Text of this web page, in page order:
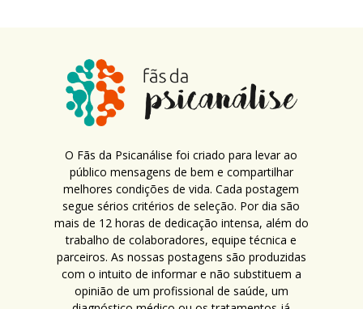
O Fãs da Psicanálise foi criado para levar ao
público mensagens de bem e compartilhar
melhores condições de vida. Cada postagem
segue sérios critérios de seleção. Por dia são
mais de 12 horas de dedicação intensa, além do
trabalho de colaboradores, equipe técnica e
parceiros. As nossas postagens são produzidas
com o intuito de informar e não substituem a
opinião de um profissional de saúde, um